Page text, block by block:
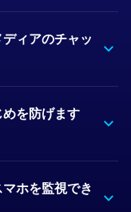
ィアのチャッ
を防げます
ホを監視でき